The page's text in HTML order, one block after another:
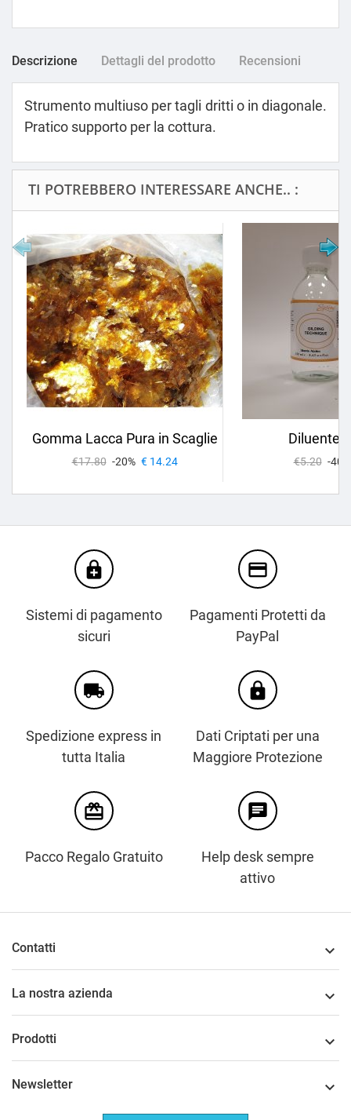
Descrizione Dettagli del prodotto Recensioni
Strumento multiuso per tagli dritti o in diagonale.
Pratico supporto per la cottura.
TI POTREBBERO INTERESSARE ANCHE.. :
Gomma Lacca Pura in Scaglie
€17.80 -20% € 14.24
Diluente
€5.20 -40%
enhanced_encryption
Sistemi di pagamento
sicuri
credit_card
Pagamenti Protetti da
PayPal
local_shipping
Spedizione express in
tutta Italia
https
Dati Criptati per una
Maggiore Protezione
card_giftcard
Pacco Regalo Gratuito
chat
Help desk sempre
attivo
Contatti 
La nostra azienda 
Prodotti 
Newsletter 